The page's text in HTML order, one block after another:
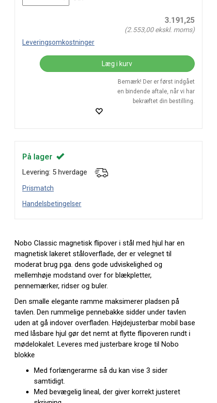
3.191,25
(2.553,00ekskl. moms)
Leveringsomkostninger
Læg i kurv
Bemærk! Der er først indgået
en bindende aftale, når vi har
bekræftet din bestilling.
På lager
Levering: 5 hverdage
Prismatch
Handelsbetingelser
Nobo Classic magnetisk flipover i stål med hjul har en
magnetisk lakeret ståloverflade, der er velegnet til
moderat brug pga. dens gode udviskelighed og
mellemhøje modstand over for blækpletter,
pennemærker, ridser og buler.
Den smalle elegante ramme maksimerer pladsen på
tavlen. Den rummelige pennebakke sidder under tavlen
uden at gå indover overfladen. Højdejusterbar mobil base
med låsbare hjul gør det nemt at flytte flipoveren rundt i
mødelokalet. Leveres med justerbare kroge til Nobo
blokke
Med forlængerarme så du kan vise 3 sider
samtidigt.
Med bevægelig lineal, der giver korrekt justeret